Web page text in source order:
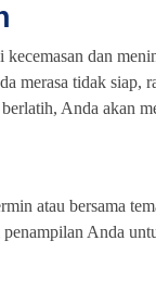
dan
merasa tidak siap,
Anda akan
atau bersama
Anda